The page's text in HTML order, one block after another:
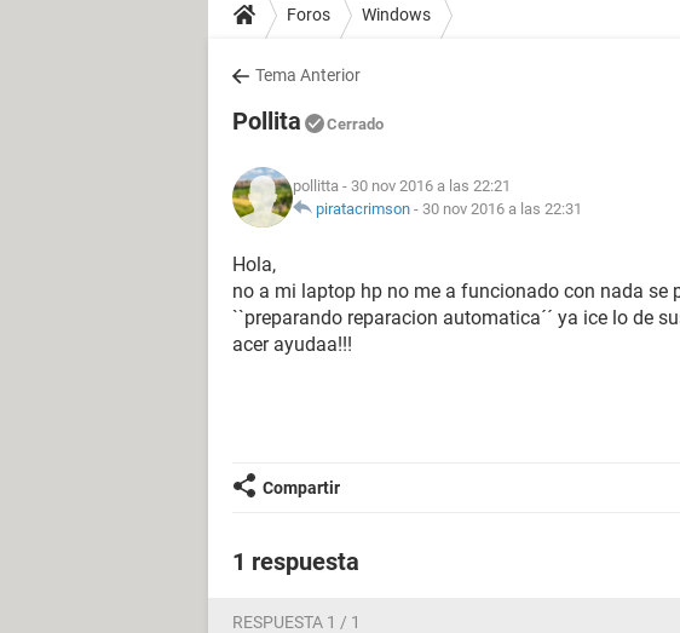
Foros Windows
Tema Anterior
Pollita Cerrado
pollitta - 30 nov 2016 a las 22:21
piratacrimson - 30 nov 2016 a las 22:31
Hola,
no a mi laptop hp no me a funcionado con nada se
``preparando reparacion automatica´´ ya ice lo de
acer ayudaa!!!
Compartir
1 respuesta
RESPUESTA 1 / 1